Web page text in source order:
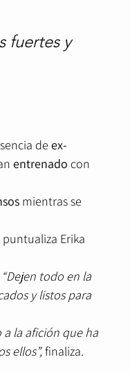
fuertes y
de ex-
entrenado con
mientras se
puntualiza Erika
“Dejen todo en la
y listos para
a la afición que ha
ellos”, finaliza.